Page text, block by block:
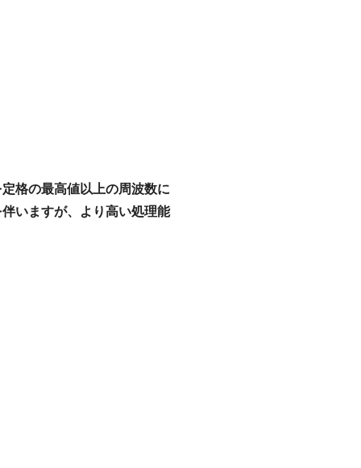
格の最高値以上の周波数に
いますが、より高い処理能